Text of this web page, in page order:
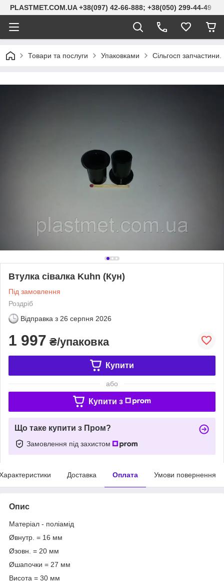
PLASTMET.COM.UA +38(097) 42-66-888; +38(050) 299-44-49
Товари та послуги Упаковками Сільгосп запчастини.
Втулка сівалка Kuhn (Кун)
Під замовлення
Роздріб
Відправка з 26 серпня 2026
1 997 ₴/упаковка
Купити
або
Купити з
Що таке купити з Пром?
Замовлення під захистом
Доставка Оплата Умови повернення
Опис
Матеріал - поліамід
Øвнутр. = 16 мм
Øзовн. = 20 мм
Øшапочки = 27 мм
Висота = 30 мм